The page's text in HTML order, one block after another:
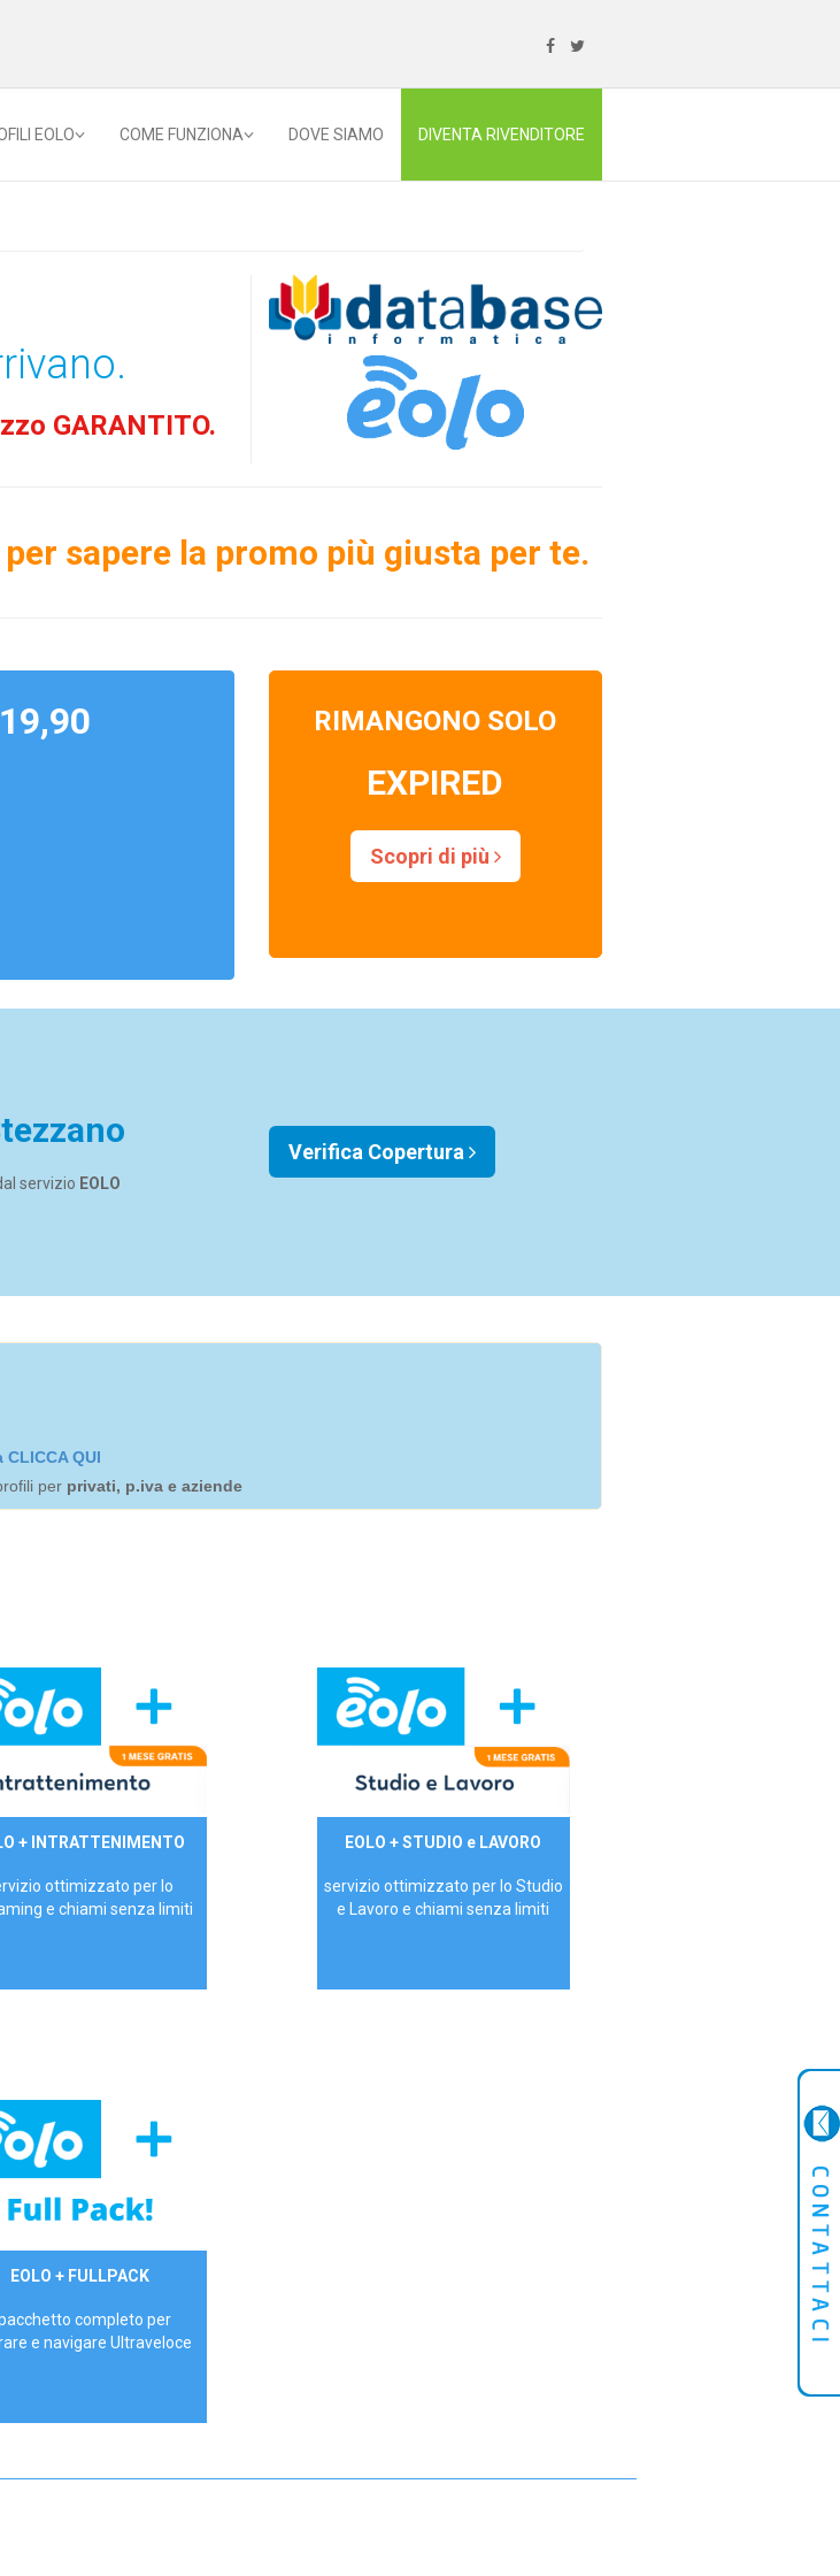
EOLO COME FUNZIONA DOVE SIAMO DIVENTA RIVENDITORE
GARANTITO.
per sapere la promo più giusta per te.
RIMANGONO SOLO
EXPIRED
Scopri di più
servizio EOLO
Verifica Copertura
QUI
per privati, p.iva e aziende
mese
+ INTRATTENIMENTO
ottimizzato per lo
e chiami senza limiti
29,90€/mese
EOLO + STUDIO e LAVORO
servizio ottimizzato per lo Studio
e Lavoro e chiami senza limiti
€/mese
EOLO + FULLPACK
pacchetto completo per
e navigare Ultraveloce